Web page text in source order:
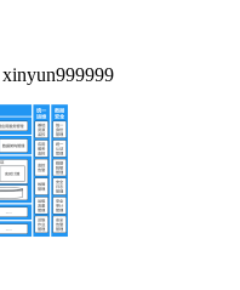
xinyun999999